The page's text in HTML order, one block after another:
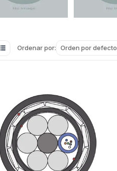
Ordenar por: Orden por defecto